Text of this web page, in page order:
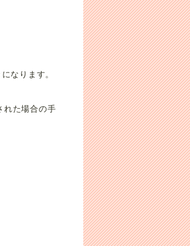
なります。
れた場合の手